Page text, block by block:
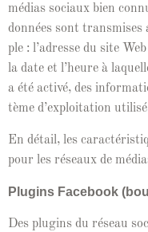
médias soci­aux bien
don­nées sont
ple : l’adresse du site
la date et l’heure à
a été activé, des
tème d’ex­ploita­tion
En détail, les
pour les réseaux de
Plu­g­ins Face­book
Des plu­g­ins du réseau